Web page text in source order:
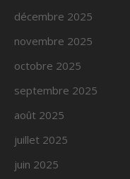
décembre 2025
novembre 2025
octobre 2025
septembre 2025
août 2025
juillet 2025
juin 2025